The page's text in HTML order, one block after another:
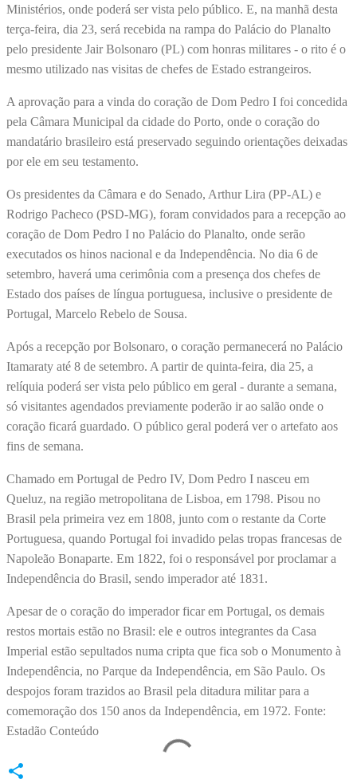
Ministérios, onde poderá ser vista pelo público. E, na manhã desta
terça-feira, dia 23, será recebida na rampa do Palácio do Planalto
pelo presidente Jair Bolsonaro (PL) com honras militares - o rito é o
mesmo utilizado nas visitas de chefes de Estado estrangeiros.
A aprovação para a vinda do coração de Dom Pedro I foi concedida
pela Câmara Municipal da cidade do Porto, onde o coração do
mandatário brasileiro está preservado seguindo orientações deixadas
por ele em seu testamento.
Os presidentes da Câmara e do Senado, Arthur Lira (PP-AL) e
Rodrigo Pacheco (PSD-MG), foram convidados para a recepção ao
coração de Dom Pedro I no Palácio do Planalto, onde serão
executados os hinos nacional e da Independência. No dia 6 de
setembro, haverá uma cerimônia com a presença dos chefes de
Estado dos países de língua portuguesa, inclusive o presidente de
Portugal, Marcelo Rebelo de Sousa.
Após a recepção por Bolsonaro, o coração permanecerá no Palácio
Itamaraty até 8 de setembro. A partir de quinta-feira, dia 25, a
relíquia poderá ser vista pelo público em geral - durante a semana,
só visitantes agendados previamente poderão ir ao salão onde o
coração ficará guardado. O público geral poderá ver o artefato aos
fins de semana.
Chamado em Portugal de Pedro IV, Dom Pedro I nasceu em
Queluz, na região metropolitana de Lisboa, em 1798. Pisou no
Brasil pela primeira vez em 1808, junto com o restante da Corte
Portuguesa, quando Portugal foi invadido pelas tropas francesas de
Napoleão Bonaparte. Em 1822, foi o responsável por proclamar a
Independência do Brasil, sendo imperador até 1831.
Apesar de o coração do imperador ficar em Portugal, os demais
restos mortais estão no Brasil: ele e outros integrantes da Casa
Imperial estão sepultados numa cripta que fica sob o Monumento à
Independência, no Parque da Independência, em São Paulo. Os
despojos foram trazidos ao Brasil pela ditadura militar para a
comemoração dos 150 anos da Independência, em 1972. Fonte:
Estadão Conteúdo